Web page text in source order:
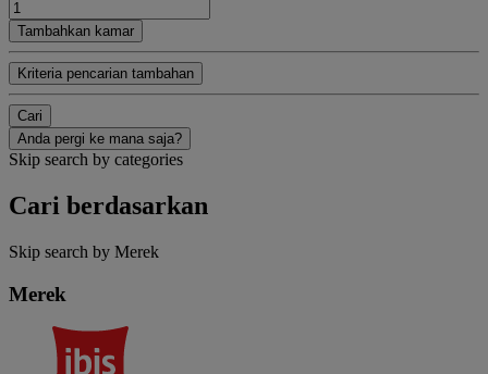
Tambahkan kamar
Kriteria pencarian tambahan
Cari
Anda pergi ke mana saja?
Skip search by categories
Cari berdasarkan
Skip search by Merek
Merek